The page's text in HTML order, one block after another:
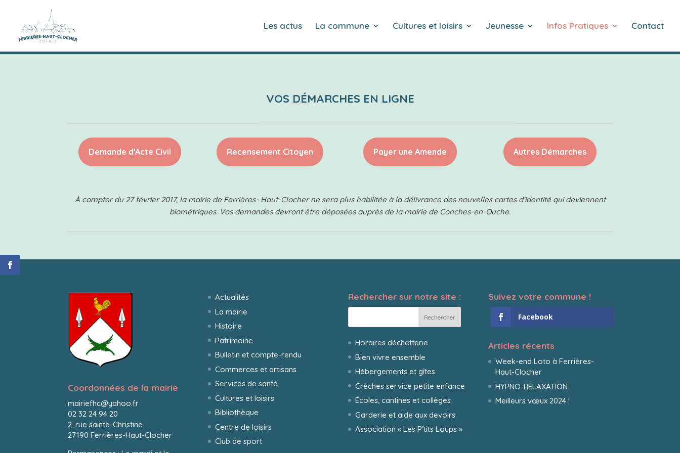
Les actus La commune Cultures et loisirs Jeunesse Infos Pratiques Contact
VOS DÉMARCHES EN LIGNE
Demande d'Acte Civil Recensement Citoyen Payer une Amende Autres Démarches
À compter du 27 février 2017, la mairie de Ferrières- Haut-Clocher ne sera plus habilitée à la délivrance des nouvelles cartes d’identité qui deviennent
biométriques. Vos demandes devront être déposées auprès de la mairie de Conches-en-Ouche.
Coordonnées de la mairie
mairiefhc@yahoo.fr
02 32 24 94 20
2, rue sainte-Christine
27190 Ferrières-Haut-Clocher
Actualités
La mairie
Histoire
Patrimoine
Bulletin et compte-rendu
Commerces et artisans
Services de santé
Cultures et loisirs
Bibliothèque
Centre de loisirs
Club de sport
Rechercher sur notre site :
Horaires déchetterie
Bien vivre ensemble
Hébergements et gîtes
Crèches service petite enfance
Écoles, cantines et collèges
Garderie et aide aux devoirs
Association « Les P’tits Loups »
Suivez votre commune !
Facebook
Articles récents
Week-end Loto à Ferrières-
Haut-Clocher
HYPNO-RELAXATION
Meilleurs vœux 2024 !